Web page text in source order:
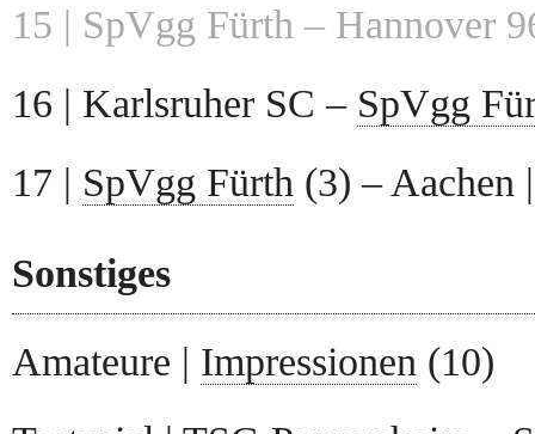
15 | SpVgg Fürth – Hannover
16 | Karlsruher SC – SpVgg
17 | SpVgg Fürth (3) – Aachen
Sonstiges
Amateure | Impressionen (10)